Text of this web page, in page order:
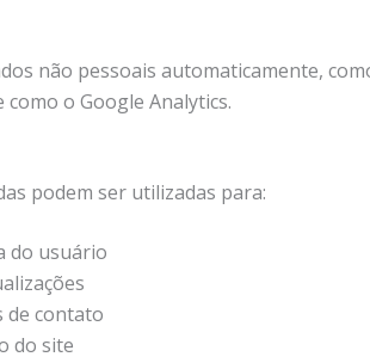
não pessoais automaticamente,
o Google Analytics.
podem ser utilizadas para:
do usuário
de contato
do site